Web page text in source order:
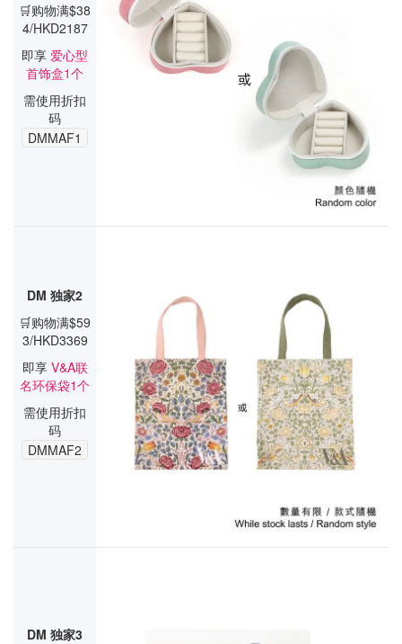
🛒购物满$38
4/HKD2187
即享 爱心型
首饰盒1个
需使用折扣
码
DMMAF1
DM 独家2
🛒购物满$59
3/HKD3369
即享V&A联
名环保袋1个
需使用折扣
码
DMMAF2
DM 独家3